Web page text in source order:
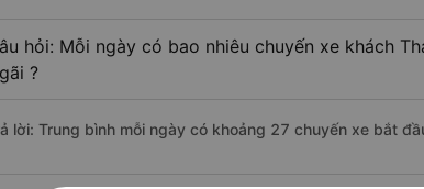
hỏi: Mỗi ngày có bao nhiêu chuyến xe khách
?
lời: Trung bình mỗi ngày có khoảng 27 chuyến xe bắt